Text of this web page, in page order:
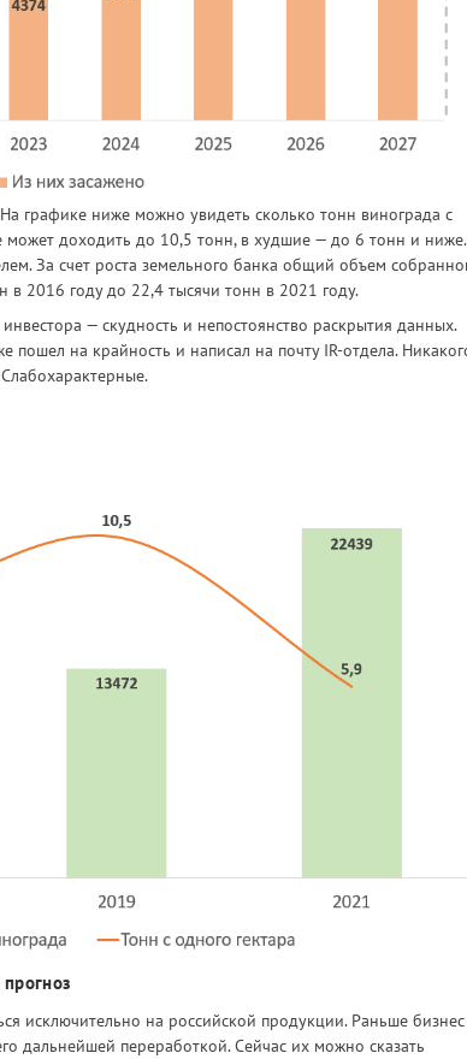
графике ниже можно увидеть сколько тонн винограда с
может доходить до 10,5 тонн, в худшие — до 6 тонн и ниже.
За счет роста земельного банка общий объем
в 2016 году до 22,4 тысячи тонн в 2021 году.
— скудность и непостоянство раскрытия данных.
пошел на крайность и написал на почту IR-отдела.
исключительно на российской продукции. Раньше бизнес
дальнейшей переработкой. Сейчас их можно сказать